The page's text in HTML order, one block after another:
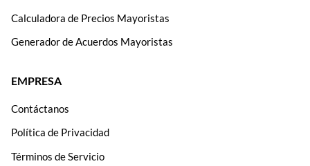
Calculadora de Precios Mayoristas
Generador de Acuerdos Mayoristas
EMPRESA
Contáctanos
Política de Privacidad
Términos de Servicio